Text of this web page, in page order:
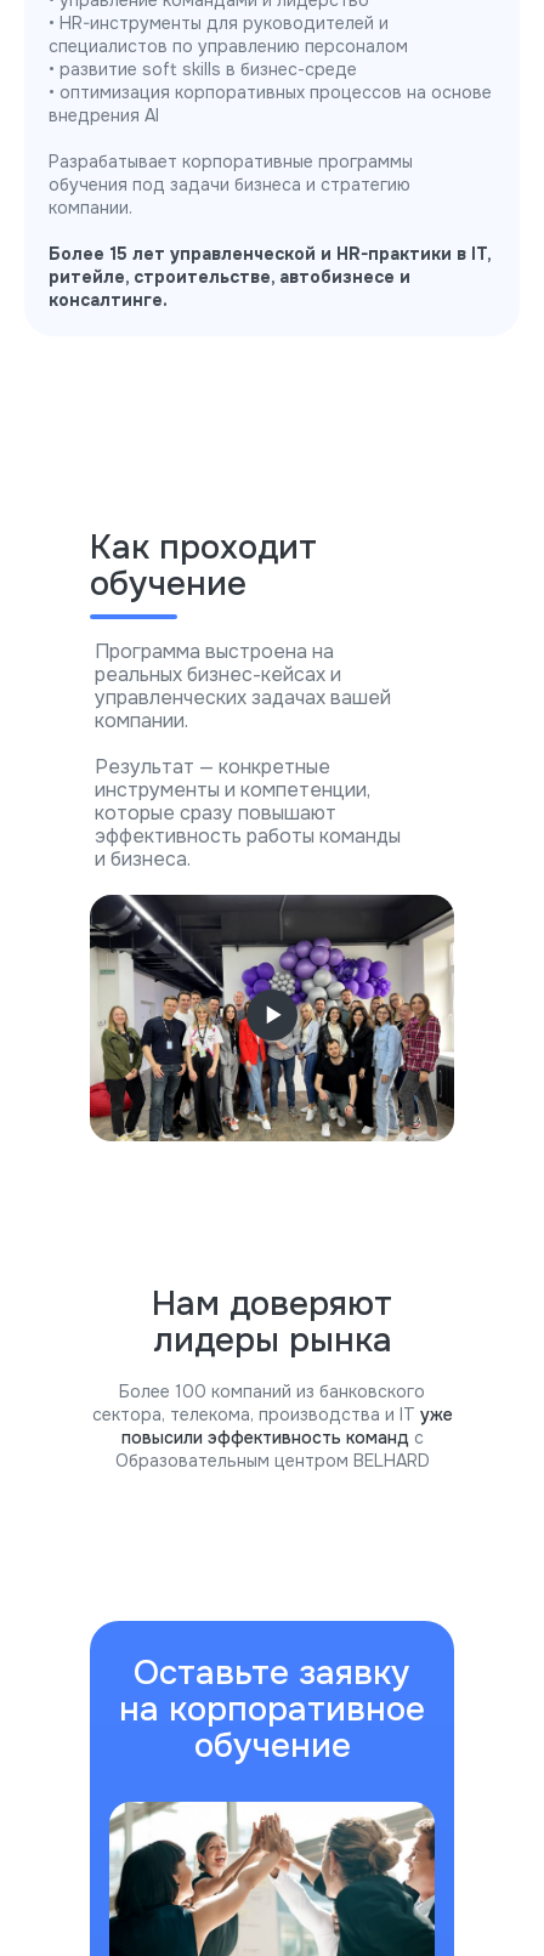
• HR-инструменты для руководителей и
специалистов по управлению персоналом
• развитие soft skills в бизнес-среде
• оптимизация корпоративных процессов на основе
внедрения AI
Разрабатывает корпоративные программы
обучения под задачи бизнеса и стратегию
компании.
Более 15 лет управленческой и HR-практики в IT,
ритейле, строительстве, автобизнесе и
консалтинге.
Программа выстроена на
реальных бизнес-кейсах и
управленческих задачах вашей
компании.
Результат — конкретные
инструменты и компетенции,
которые сразу повышают
эффективность работы команды
и бизнеса.
Как проходит
обучение
Нам доверяют
лидеры рынка
Более 100 компаний из банковского
сектора, телекома, производства и IT уже
повысили эффективность команд с
Образовательным центром BELHARD
Оставьте заявку
на корпоративное
обучение